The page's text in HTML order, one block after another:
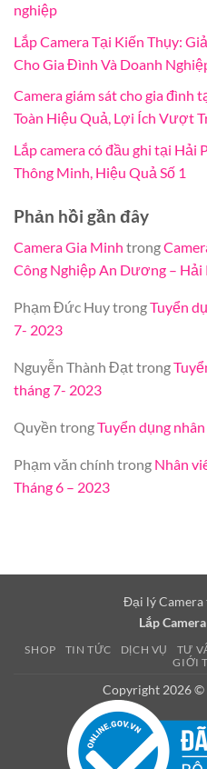
nghiệp
Lắp Camera Tại Kiến Thụy:
Cho Gia Đình Và Doanh
Camera giám sát cho gia đình
Toàn Hiệu Quả, Lợi Ích Vượt
Lắp camera có đầu ghi tại Hải
Thông Minh, Hiệu Quả Số 1
Phản hồi gần đây
Camera Gia Minh trong
Công Nghiệp An Dương – Hải
Phạm Đức HuytrongTuyển
7- 2023
Nguyễn Thành Đạttrong
tháng 7- 2023
Quyền trongTuyển dụng
Phạm văn chính trong Nhân
Tháng 6 – 2023
Đại lý
Lắp
SHOP TIN TỨC DỊCH VỤ TƯ
GIỚI
Copyright 2026 ©